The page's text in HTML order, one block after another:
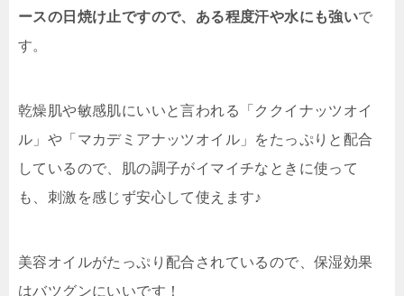
ースの日焼け止ですので、ある程度汗や水にも強いで
す。
乾燥肌や敏感肌にいいと言われる「ククイナッツオイ
ル」や「マカデミアナッツオイル」をたっぷりと配合
しているので、
肌の調子がイマイチなときに使って
も、刺激を感じず安心して使えます♪
美容オイルがたっぷり配合されているので、保湿効果
はバツグンにいいです！